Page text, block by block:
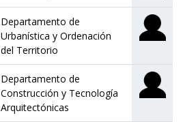
Departamento de
Urbanística y Ordenación
del Territorio
Departamento de
Construcción y Tecnología
Arquitectónicas